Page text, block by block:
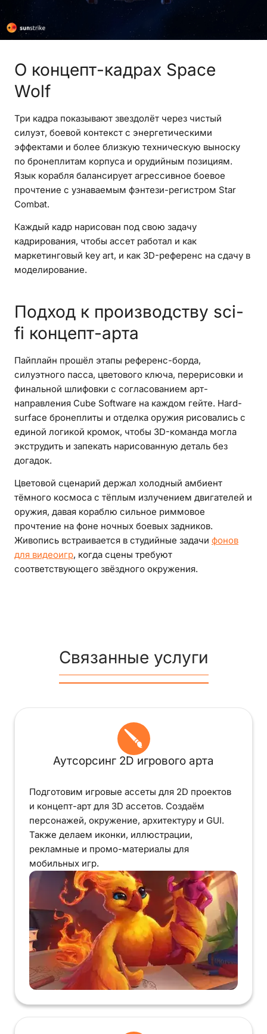
О концепт-кадрах Space
Wolf
Три кадра показывают звездолёт через чистый
силуэт, боевой контекст с энергетическими
эффектами и более близкую техническую выноску
по бронеплитам корпуса и орудийным позициям.
Язык корабля балансирует агрессивное боевое
прочтение с узнаваемым фэнтези-регистром Star
Combat.
Каждый кадр нарисован под свою задачу
кадрирования, чтобы ассет работал и как
маркетинговый key art, и как 3D-референс на сдачу в
моделирование.
Подход к производству sci-
fi концепт-арта
Пайплайн прошёл этапы референс-борда,
силуэтного пасса, цветового ключа, перерисовки и
финальной шлифовки с согласованием арт-
направления Cube Software на каждом гейте. Hard-
surface бронеплиты и отделка оружия рисовались с
единой логикой кромок, чтобы 3D-команда могла
экструдить и запекать нарисованную деталь без
догадок.
Цветовой сценарий держал холодный амбиент
тёмного космоса с тёплым излучением двигателей и
оружия, давая кораблю сильное риммовое
прочтение на фоне ночных боевых задников.
Живопись встраивается в студийные задачи фонов
для видеоигр, когда сцены требуют
соответствующего звёздного окружения.
Связанные услуги
Аутсорсинг 2D игрового арта
Подготовим игровые ассеты для 2D проектов
и концепт-арт для 3D ассетов. Создаём
персонажей, окружение, архитектуру и GUI.
Также делаем иконки, иллюстрации,
рекламные и промо-материалы для
мобильных игр.